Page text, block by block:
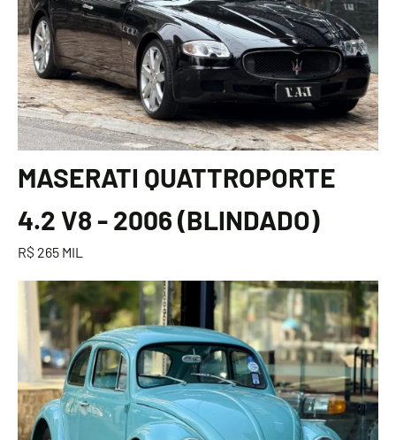
MASERATI QUATTROPORTE
4.2 V8 - 2006 (BLINDADO)
R$ 265 MIL